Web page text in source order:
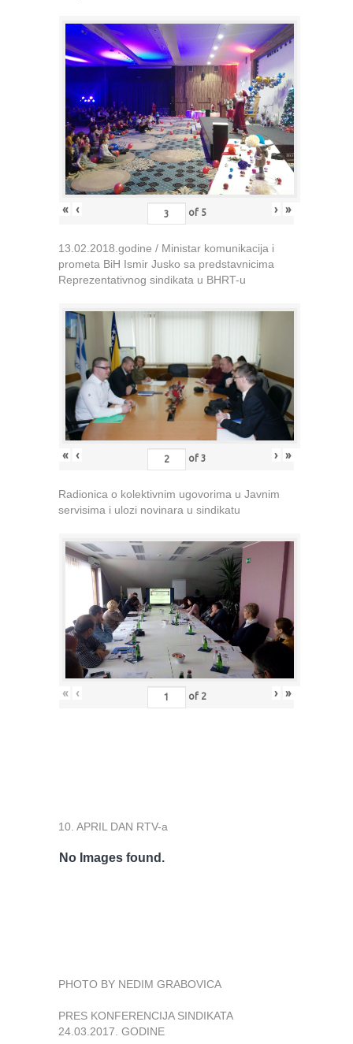
« ‹ of 5 › »
13.02.2018.godine / Ministar komunikacija i
prometa BiH Ismir Jusko sa predstavnicima
Reprezentativnog sindikata u BHRT-u
« ‹ of 3 › »
Radionica o kolektivnim ugovorima u Javnim
servisima i ulozi novinara u sindikatu
« ‹ of 2 › »
10. APRIL DAN RTV-a
No Images found.
PHOTO BY NEDIM GRABOVICA
PRES KONFERENCIJA SINDIKATA
24.03.2017. GODINE